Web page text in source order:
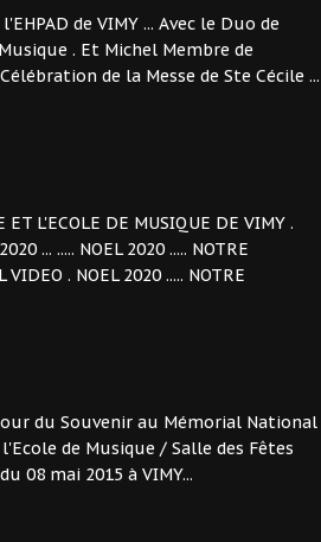
de VIMY ... Avec le Duo de
. Et Michel Membre de
de la Messe de Ste Cécile ...
L'ECOLE DE MUSIQUE DE VIMY .
... ..... NOEL 2020 ..... NOTRE
. NOEL 2020 ..... NOTRE
du Souvenir au Mémorial National
de Musique / Salle des Fêtes
08 mai 2015 à VIMY...